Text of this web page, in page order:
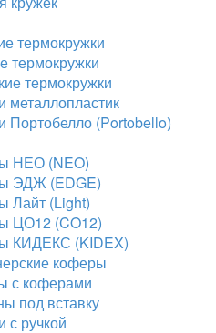
термокружки
термокружки
термокружки
металлопластик
Портобелло (Portobello)
НЕО (NEO)
ЭДЖ (EDGE)
Лайт (Light)
ЦО12 (CO12)
КИДЕКС (KIDEX)
коферы
с коферами
под вставку
с ручкой